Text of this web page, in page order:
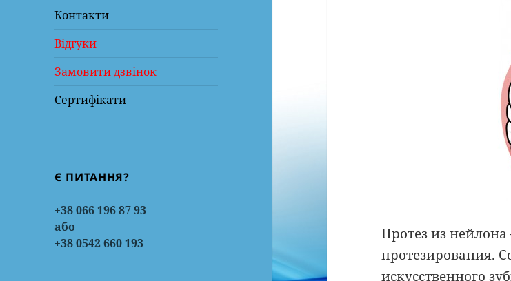
Контакти
Відгуки
Замовити дзвінок
Сертифікати
Є ПИТАННЯ?
+38 066 196 87 93
або
+38 0542 660 193
Протез из
протезирования.
искусственного